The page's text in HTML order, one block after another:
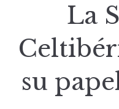
La
su